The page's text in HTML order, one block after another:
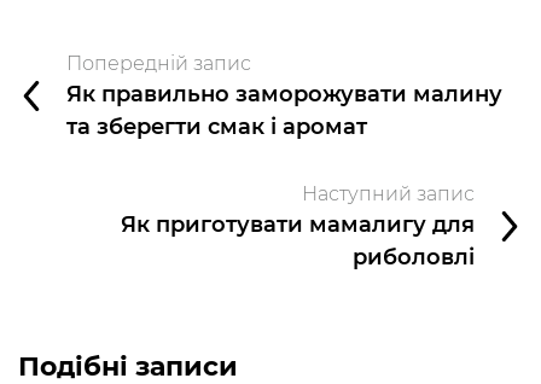
Попередній запис
Як правильно заморожувати малину
та зберегти смак і аромат
Наступний запис
Як приготувати мамалигу для
риболовлі
Подібні записи